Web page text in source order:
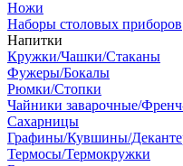
Ножи
Наборы столовых приборов
Напитки
Кружки/Чашки/Стаканы
Фужеры/Бокалы
Рюмки/Стопки
Чайники заварочные/
Сахарницы
Графины/Кувшины/
Термосы/Термокружки